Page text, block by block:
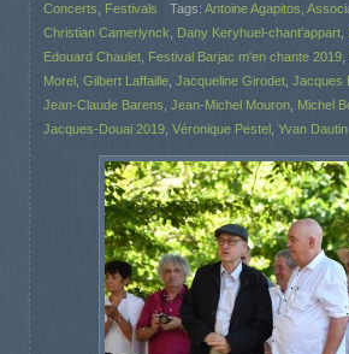
Concerts
Festivals Tags: Antoine Agapitos
Christian Camerlynck
Dany Keryhuel-chant'appart
Edouard Chaulet Festival Barjac m'en chante 2019
Morel Gilbert Laffaille Jacqueline Girodet Jacques
Jean-Claude Barens Jean-Michel Mouron Michel
Jacques-Douai 2019 Véronique Pestel Yvan Dautin